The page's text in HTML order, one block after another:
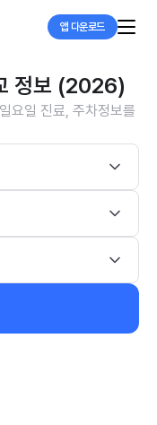
앱 다운로드
정보 (2026)
요일 진료, 주차정보를